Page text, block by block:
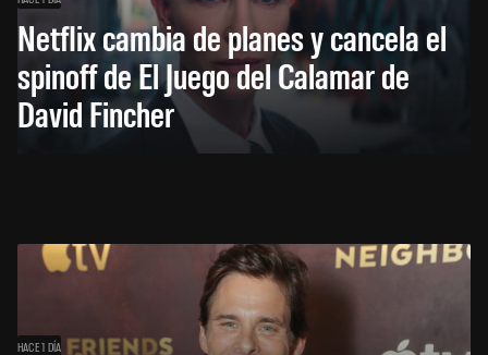
Netflix cambia de planes y cancela el
spinoff de El Juego del Calamar de
David Fincher
HACE 1 DÍA